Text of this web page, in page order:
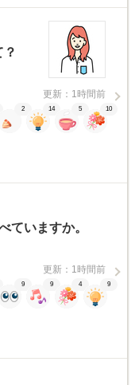
更新：1時間前
2 14 5 10
ていますか。
更新：1時間前
9 9 4 9